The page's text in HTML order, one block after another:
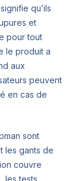
qu’ils
et
pour tout
le produit a
aux
peuvent
en cas de
sont
les gants de
couvre